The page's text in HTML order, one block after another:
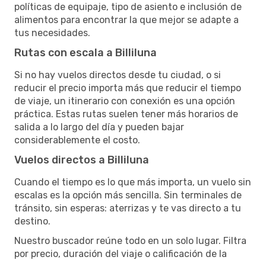
políticas de equipaje, tipo de asiento e inclusión de
alimentos para encontrar la que mejor se adapte a
tus necesidades.
Rutas con escala a Billiluna
Si no hay vuelos directos desde tu ciudad, o si
reducir el precio importa más que reducir el tiempo
de viaje, un itinerario con conexión es una opción
práctica. Estas rutas suelen tener más horarios de
salida a lo largo del día y pueden bajar
considerablemente el costo.
Vuelos directos a Billiluna
Cuando el tiempo es lo que más importa, un vuelo sin
escalas es la opción más sencilla. Sin terminales de
tránsito, sin esperas: aterrizas y te vas directo a tu
destino.
Nuestro buscador reúne todo en un solo lugar. Filtra
por precio, duración del viaje o calificación de la